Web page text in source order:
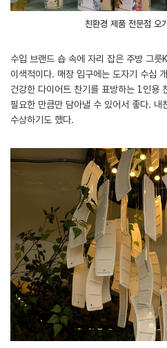
친환경 제품 전문점 오
수입 브랜드 숍 속에 자리 잡은 주방 그릇
이색적이다. 매장 입구에는 도자기 수십
건강한 다이어트 찬기를 표방하는 1인용
필요한 만큼만 담아낼 수 있어서 좋다. 내
수상하기도 했다.